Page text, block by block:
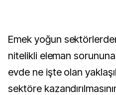
Emek yoğun sektörlerden inşaat sektörü,
nitelikli eleman
evde ne işte olan
sektöre